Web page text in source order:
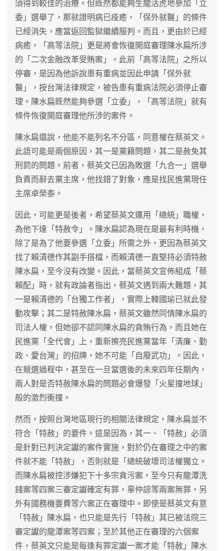
須得到較佳的治療。但既然都能夠生龍活虎地參加「立
委」選舉了，那就證明病已痊癒，「保外就醫」的條件
已經消失，應當返回監獄繼續服判。而且，更由於已經
病癒，「高等法院」更是將會恢復開庭審理陳水扁所涉
的「二次金融改革受賄案」。此前「高等法院」之所以
停審，是因為他訴說患有重病並因此申請「保外就
醫」，按台灣法律規定，被告患有重病法院必須停止審
理。陳水扁既然能夠參選「立委」，「高等法院」就有
條件恢復開庭審理他所涉的案件。
陳水扁還說，他能不能列名不分區，同意權在蔡英文。
此語可能是兩個原因，其一是黨籍問題，其二是赦免其
刑罰的問題。前者，蔡英文已因為敗選「九合一」選舉
負責而辭去黨主席，他找錯了對象，應是找民進黨現任
主席卓榮泰。
因此，可能更是後者，希望蔡英文運用「總統」職權，
為他下達「特赦令」。陳水扁認為現在是最有利時機，
除了是為了他要參選「立委」所需之外，更因為蔡英文
找了賴清德作其副手搭檔，而賴清德一直堅持必須特赦
陳水扁，至今沒有改變。因此，當蔡英文宣佈組成「蔡
賴配」時，就有政論者指出，蔡英文遇到兩大難題，其
一是賴清德的「台獨工作者」，實際上韓國瑜已就此發
動攻擊；其二是特赦陳水扁，蔡英文雖然同情陳水扁的
司法人權，但她卻不認同陳水扁的貪賄行為，而且她在
民進黨「全代會」上，重新擦亮民進黨當年「清廉、勤
政、愛台灣」的招牌，她不可能「自廢武功」。因此，
在競選過程中，甚至在一旦當選後的未來四年任期內，
兩人對是否特赦陳水扁的問題必會爆發「火星撞地球」
般的激烈衝撞。
然而，按照台灣地區現行的相關法律規定，陳水扁並不
符合「特赦」的要件。這是因為，其一、「特赦」必須
是針對已判決定讞的案件實施，對於仍在審理之中的案
件就不能「特赦」，否則就是「總統破壞司法權獨立。
而陳水扁被控涉嫌犯下十多宗貪污案，至今只有龍潭洗
錢案等四案三審定讞確定有罪，辜仲諒等兩案無罪，另
外有國務機要費等六案正在審理中。即使是蔡英文有意
「特赦」陳水扁，也只能是先行「特赦」其已被法院三
審定讞的龍潭案等四案；至於其他正在審理的六個案
件，蔡英文只能是每逢有罪定讞一案才能「特赦」陳水